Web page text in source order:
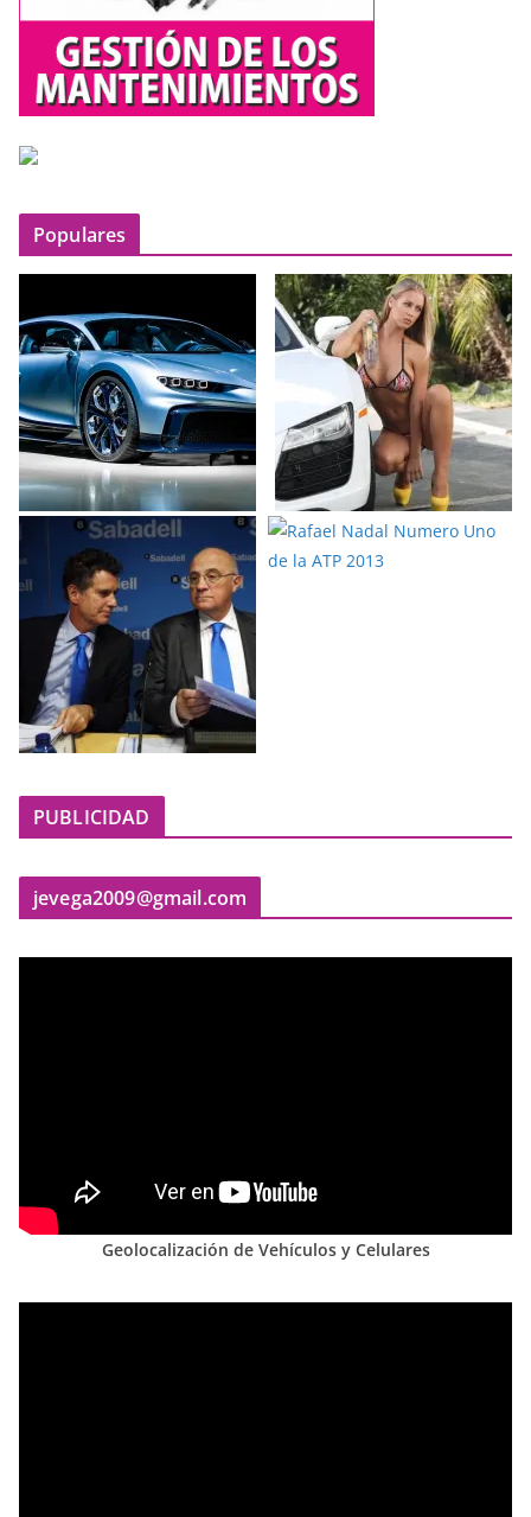
Populares
PUBLICIDAD
jevega2009@gmail.com
Geolocalización de Vehículos y Celulares